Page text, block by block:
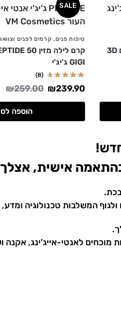
סרום חומצה היאלורונית למילוי קמטים 3D
SALE
טיפוח פנים, קרמים לפנים
GIGI ג'יג'י
(8)
₪259.00 ₪239.90
הוספה
אישית,
המשלבות טכנולוגיה